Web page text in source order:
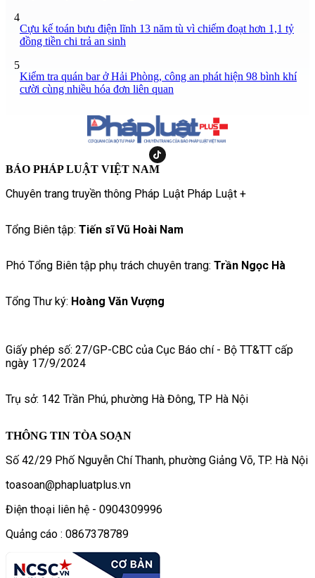
4
Cựu kế toán bưu điện lĩnh 13 năm tù vì chiếm đoạt hơn 1,1 tỷ
đồng tiền chi trả an sinh
5
Kiểm tra quán bar ở Hải Phòng, công an phát hiện 98 bình khí
cười cùng nhiều hóa đơn liên quan
BÁO PHÁP LUẬT VIỆT NAM
Chuyên trang truyền thông Pháp Luật Pháp Luật +
Tổng Biên tập: Tiến sĩ Vũ Hoài Nam
Phó Tổng Biên tập phụ trách chuyên trang: Trần Ngọc Hà
Tổng Thư ký: Hoàng Văn Vượng
Giấy phép số: 27/GP-CBC của Cục Báo chí - Bộ TT&TT cấp
ngày 17/9/2024
Trụ sở: 142 Trần Phú, phường Hà Đông, TP Hà Nội
THÔNG TIN TÒA SOẠN
Số 42/29 Phố Nguyễn Chí Thanh, phường Giảng Võ, TP. Hà Nội
toasoan@phapluatplus.vn
Điện thoại liên hệ - 0904309996
Quảng cáo : 0867378789